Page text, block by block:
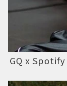
GQ x Spotify